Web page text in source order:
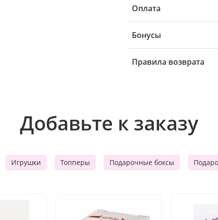
Оплата
Бонусы
Правила возврата
Добавьте к заказу
Игрушки Топперы Подарочные боксы